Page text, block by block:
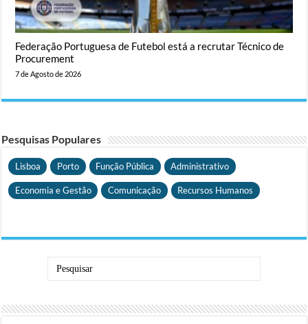
Federação Portuguesa de Futebol está a recrutar Técnico de
Procurement
7 de Agosto de 2026
Pesquisas Populares
Lisboa Porto Função Pública Administrativo
Economia e Gestão Comunicação Recursos Humanos